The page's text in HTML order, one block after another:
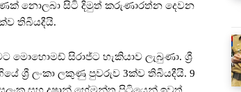
නොලබා සිටි දිමුත් කරුණාරත්න දෙවන
තිබියදීයි.
මොහොමඩ් සිරාජ්ට හැකියාව ලැබුණා. ශ්‍රී
ශ්‍රී ලංකා ලකුණු පුවරුව 3ක්ව තිබියදීයි. 9